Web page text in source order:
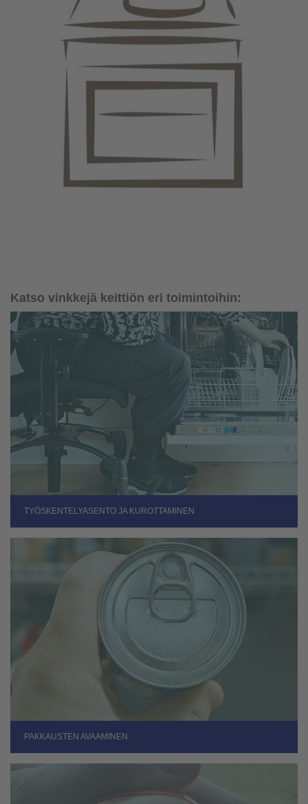
Katso vinkkejä keittiön eri toimintoihin:
TYÖSKENTELYASENTO JA KUROTTAMINEN
PAKKAUSTEN AVAAMINEN